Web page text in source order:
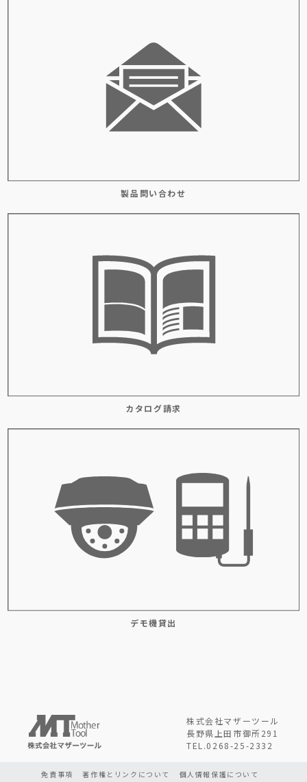
製品問い合わせ
カタログ請求
デモ機貸出
株式会社マザーツール
長野県上田市御所291
TEL.0268-25-2332
免責事項 著作権とリンクについて 個人情報保護について